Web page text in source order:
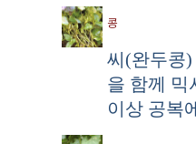
콩
씨(완두콩)
을 함께 믹
이상 공복